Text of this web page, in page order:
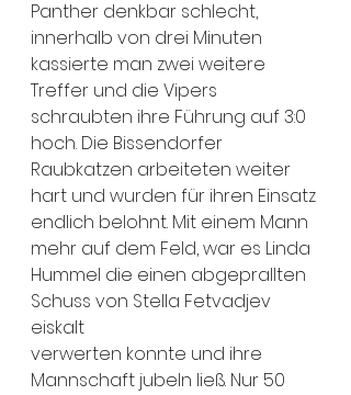
Panther denkbar schlecht,
innerhalb von drei Minuten
kassierte man zwei weitere
Treffer und die Vipers
schraubten ihre Führung auf 3:0
hoch. Die Bissendorfer
Raubkatzen arbeiteten weiter
hart und wurden für ihren Einsatz
endlich belohnt. Mit einem Mann
mehr auf dem Feld, war es Linda
Hummel die einen abgeprallten
Schuss von Stella Fetvadjev
eiskalt
verwerten konnte und ihre
Mannschaft jubeln ließ. Nur 50